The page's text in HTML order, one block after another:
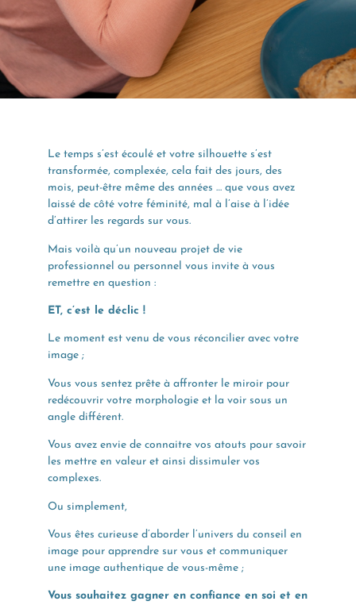
Le temps s’est écoulé et votre silhouette s’est
transformée, complexée, cela fait des jours, des
mois, peut-être même des années … que vous avez
laissé de côté votre féminité, mal à l’aise à l’idée
d’attirer les regards sur vous.
Mais voilà qu’un nouveau projet de vie
professionnel ou personnel vous invite à vous
remettre en question :
ET, c’est le déclic !
Le moment est venu de vous réconcilier avec votre
image ;
Vous vous sentez prête à affronter le miroir pour
redécouvrir votre morphologie et la voir sous un
angle différent.
Vous avez envie de connaitre vos atouts pour savoir
les mettre en valeur et ainsi dissimuler vos
complexes.
Ou simplement,
Vous êtes curieuse d’aborder l’univers du conseil en
image pour apprendre sur vous et communiquer
une image authentique de vous-même ;
Vous souhaitez gagner en confiance en soi et en